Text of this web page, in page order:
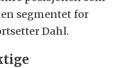
segmentet for
Dahl.